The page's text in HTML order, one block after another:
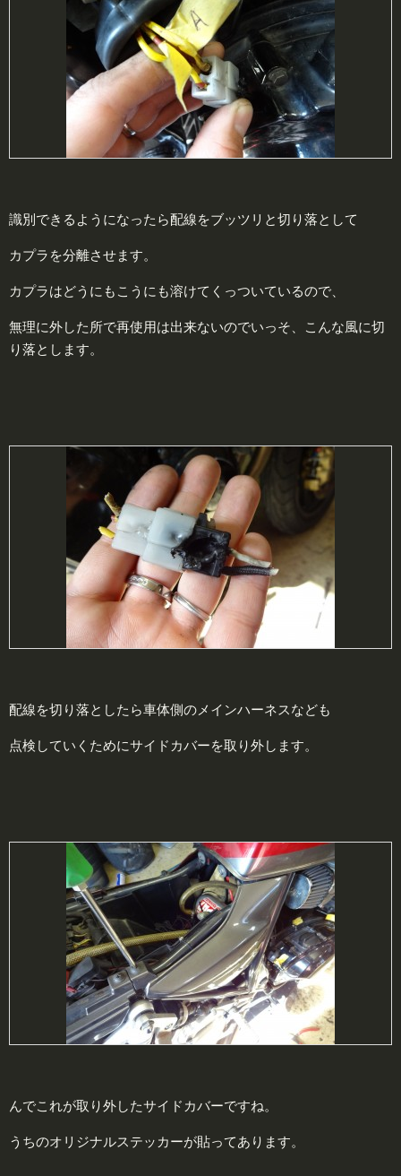
識別できるようになったら配線をブッツリと切り落として
カプラを分離させます。
カプラはどうにもこうにも溶けてくっついているので、
無理に外した所で再使用は出来ないのでいっそ、こんな風に切
り落とします。
配線を切り落としたら車体側のメインハーネスなども
点検していくためにサイドカバーを取り外します。
んでこれが取り外したサイドカバーですね。
うちのオリジナルステッカーが貼ってあります。